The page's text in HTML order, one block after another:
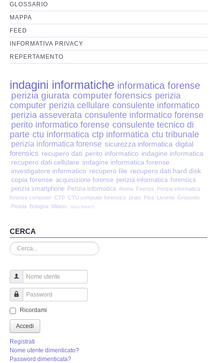
Perizia Host e Mainframe
Perizia Contratti ICT
Perizia Disp. Elettronici
Perizia Stalking
Perizia Cyber Bullismo
Incarichi CTU e CTP
Perizia Centralini PBX e VOIP
Perizia Estimo
Perizia Documento informatico
Perizia Cloud
Perizia E-mail
Perizia Truffa Banca e Online
Perizia Dash Cam
Perizia software spia
Perizia Controllo lavoratori
GLOSSARIO
MAPPA
FEED
INFORMATIVA PRIVACY
REPERTAMENTO
indagini informatiche informatica forense
perizia giurata computer forensics perizia
computer perizia cellulare consulente informatico
perizia asseverata consulente informatico forense
perito informatico forense consulente tecnico di
parte ctu informatica ctp informatica ctu tribunale
perizia informatica forense sicurezza informatica digital
forensics recupero dati perito informatico indagine informatica
recupero dati cellulare indagine informatica forense
investigatore informatico recupero file recupero dati hard disk
copia forense acquisizione forense perizia informatica forensics
perizia smartphone Perizia informatica Roma Firenze Perizia informatica
forense computer CTP CTU computer forensics prato Pisa Livorno Grosseto
Pistoia
Bologna Milano. data breach
CERCA
Cerca...
Nome utente
Password
Ricordami
Accedi
Registrati
Nome utente dimenticato?
Password dimenticata?